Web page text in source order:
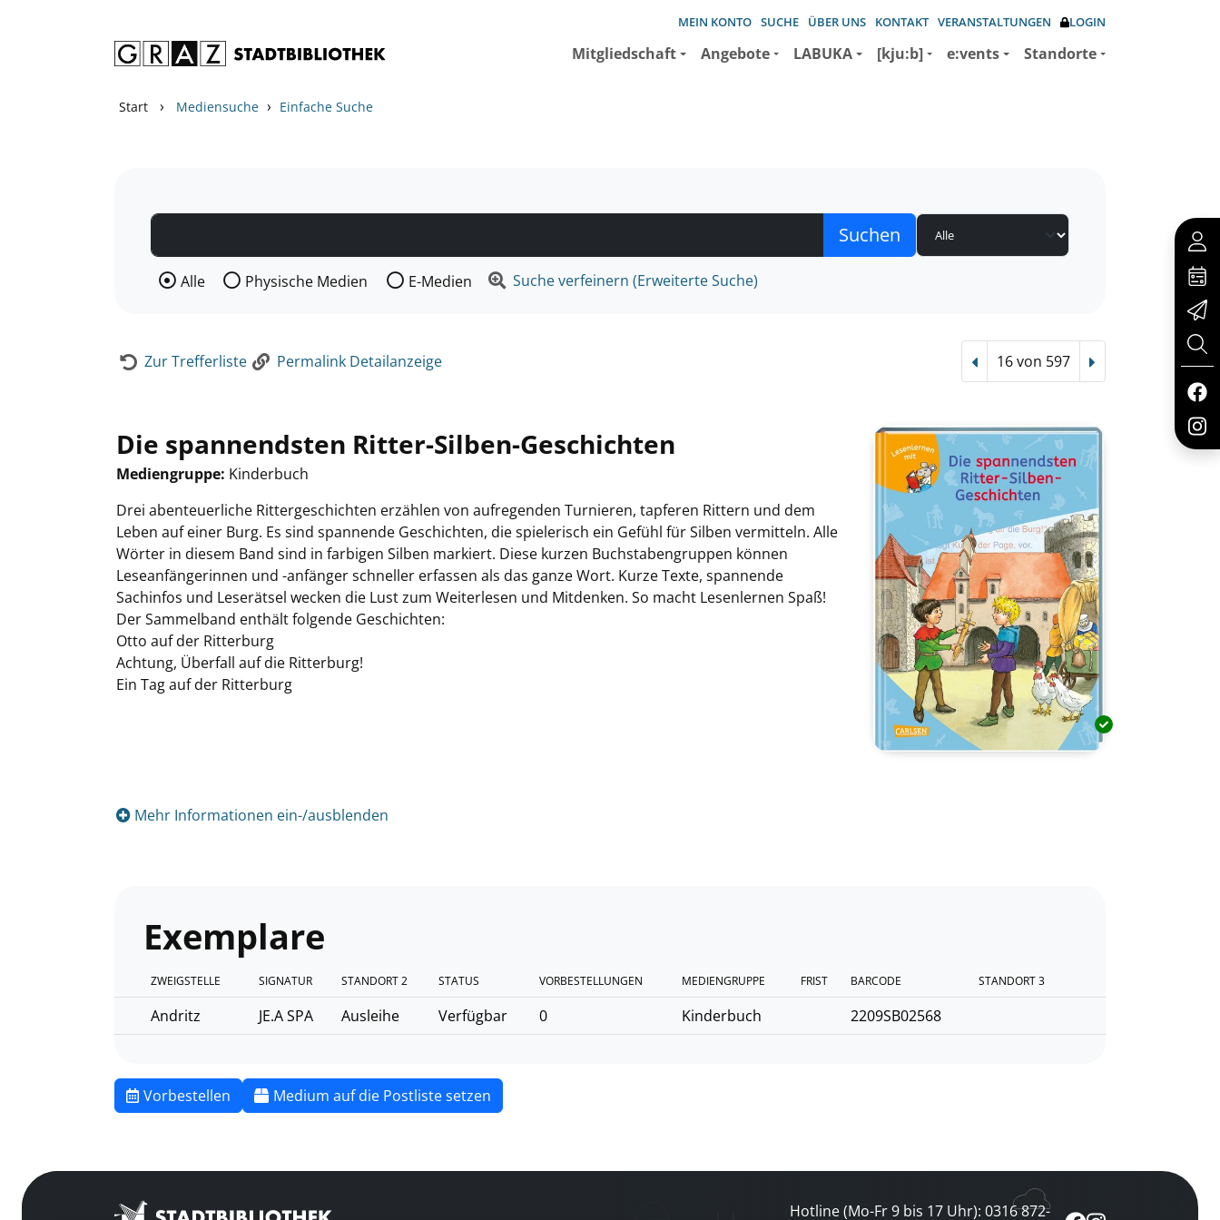
MEIN KONTO SUCHE ÜBER UNS KONTAKT VERANSTALTUNGEN LOGIN
Mitgliedschaft Angebote LABUKA [kju:b] e:vents Standorte
Start › Mediensuche › Einfache Suche
Wählen Sie die Medienart nach der Sie suchen wollen.
Alle Physische Medien E-Medien Suche verfeinern (Erweiterte Suche)
Zur Trefferliste Permalink Detailanzeige Vorheriger Treffer
16 von 597 Nächster Treffer
Die spannendsten Ritter-Silben-Geschichten
Mediengruppe: Kinderbuch
Drei abenteuerliche Rittergeschichten erzählen von aufregenden Turnieren, tapferen Rittern und dem
Leben auf einer Burg. Es sind spannende Geschichten, die spielerisch ein Gefühl für Silben vermitteln. Alle
Wörter in diesem Band sind in farbigen Silben markiert. Diese kurzen Buchstabengruppen können
Leseanfängerinnen und -anfänger schneller erfassen als das ganze Wort. Kurze Texte, spannende
Sachinfos und Leserätsel wecken die Lust zum Weiterlesen und Mitdenken. So macht Lesenlernen Spaß!
Der Sammelband enthält folgende Geschichten:
Otto auf der Ritterburg
Achtung, Überfall auf die Ritterburg!
Ein Tag auf der Ritterburg
Mehr Informationen ein-/ausblenden
Exemplare
ZWEIGSTELLE SIGNATUR STANDORT 2 STATUS VORBESTELLUNGEN MEDIENGRUPPE FRIST BARCODE STANDORT 3
Andritz JE.A SPA Ausleihe Verfügbar 0 Kinderbuch 2209SB02568
Vorbestellen Medium auf die Postliste setzen
Hotline (Mo-Fr 9 bis 17 Uhr): 0316 872-